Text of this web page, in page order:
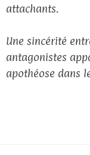
attachants.
Une sincérité
antagonistes
apothéose dans